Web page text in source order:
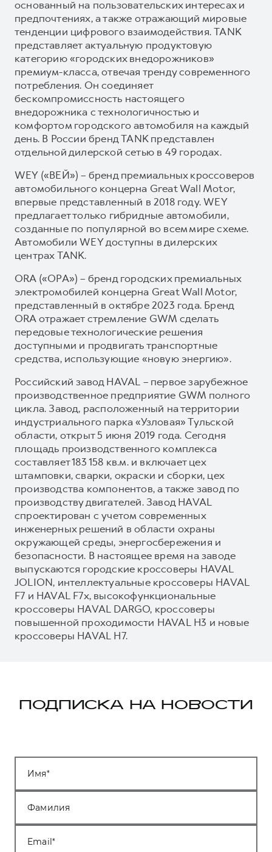
основанный на пользовательских интересах и
предпочтениях, а также отражающий мировые
тенденции цифрового взаимодействия. TANK
представляет актуальную продуктовую
категорию «городских внедорожников»
премиум-класса, отвечая тренду современного
потребления. Он соединяет
бескомпромиссность настоящего
внедорожника с технологичностью и
комфортом городского автомобиля на каждый
день. В России бренд TANK представлен
отдельной дилерской сетью в 49 городах.
WEY («ВЕЙ») – бренд премиальных кроссоверов
автомобильного концерна Great Wall Motor,
впервые представленный в 2018 году. WEY
предлагает только гибридные автомобили,
созданные по популярной во всем мире схеме.
Автомобили WEY доступны в дилерских
центрах TANK.
ORA («ОРА») – бренд городских премиальных
электромобилей концерна Great Wall Motor,
представленный в октябре 2023 года. Бренд
ORA отражает стремление GWM сделать
передовые технологические решения
доступными и продвигать транспортные
средства, использующие «новую энергию».
Российский завод HAVAL – первое зарубежное
производственное предприятие GWM полного
цикла. Завод, расположенный на территории
индустриального парка «Узловая» Тульской
области, открыт 5 июня 2019 года. Сегодня
площадь производственного комплекса
составляет 183 158 кв.м. и включает цех
штамповки, сварки, окраски и сборки, цех
производства компонентов, а также завод по
производству двигателей. Завод HAVAL
спроектирован с учетом современных
инженерных решений в области охраны
окружающей среды, энергосбережения и
безопасности. В настоящее время на заводе
выпускаются городские кроссоверы HAVAL
JOLION, интеллектуальные кроссоверы HAVAL
F7 и HAVAL F7x, высокофункциональные
кроссоверы HAVAL DARGO, кроссоверы
повышенной проходимости HAVAL H3 и новые
кроссоверы HAVAL H7.
ПОДПИСКА НА НОВОСТИ
Имя
Фамилия
Email